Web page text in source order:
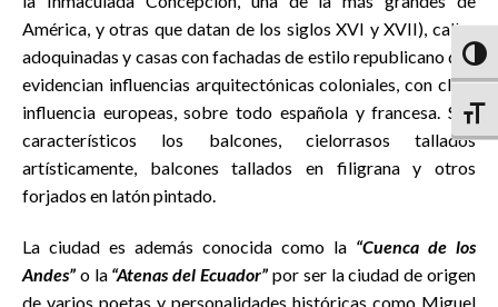
América, y otras que datan de los siglos XVI y XVII), calles
adoquinadas y casas con fachadas de estilo republicano que
evidencian influencias arquitectónicas coloniales, con clara
influencia europeas, sobre todo española y francesa. Son
característicos los balcones, cielorrasos tallados
artísticamente, balcones tallados en filigrana y otros
forjados en latón pintado.
La ciudad es además conocida como la “Cuenca de los
Andes” o la “Atenas del Ecuador” por ser la ciudad de origen
de varios poetas y personalidades históricas como Miguel